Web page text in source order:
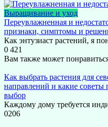
Выращивание и уход
Переувлажненная и
признаки, симптомы и
Как энтузиаст растений, я
0 421
Вам также может
Как выбрать растения для
направлений и какие советы
выбор
Каждому дому требуется
0206